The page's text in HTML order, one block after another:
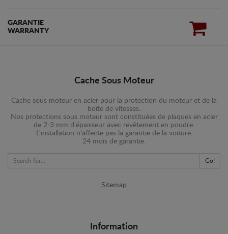
GARANTIE
WARRANTY
Cache Sous Moteur
Cache sous moteur en acier pour la protection du moteur et de la
boîte de vitesses.
Nos protections sous moteur sont constituées de plaques en acier
de 2-3 mm d'épaisseur avec revêtement en poudre.
L'installation n'affecte pas la garantie de la voiture.
24 mois de garantie.
Go!
Sitemap
Information